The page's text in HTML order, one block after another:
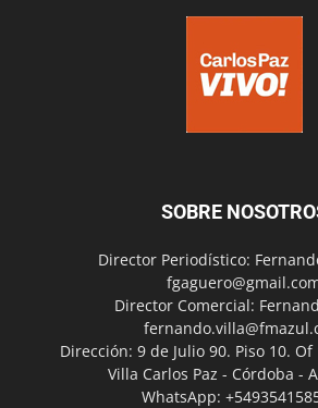
SOBRE
Director Periodístico:
Director Comercial:
Dirección: 9 de Julio 90. Piso 10. Of
Villa Carlos Paz - Córdoba -
WhatsApp: